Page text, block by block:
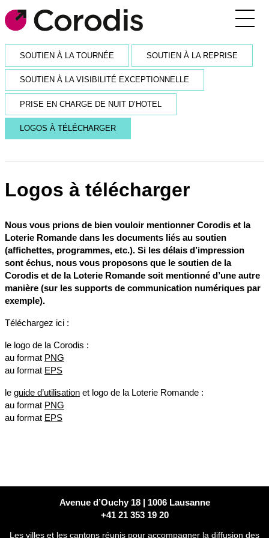
Agenda
Outils pratiques
Annuaire
Soutiens financiers
RECEVOIR LA NEWSLETTER
SOUTIEN À LA TOURNÉE SOUTIEN À LA REPRISE
SOUTIEN À LA VISIBILITÉ EXCEPTIONNELLE
PRISE EN CHARGE DE NUIT D’HOTEL
LOGOS À TÉLÉCHARGER
Logos à télécharger
Nous vous prions de bien vouloir mentionner Corodis et la
Loterie Romande dans les documents liés au soutien
(affichettes, programmes, etc.). Si les délais d’impression
sont échus, nous vous proposons que le soutien de la
Corodis et de la Loterie Romande soit mentionné d’une autre
manière (sur les supports de communication numériques par
exemple).
Téléchargez ici :
le logo de la Corodis :
au format PNG
au format EPS
le guide d’utilisation et logo de la Loterie Romande :
au format PNG
au format EPS
Avenue d’Ouchy 18 | 1006 Lausanne
+41 21 353 19 20
Les villes et les cantons réunis pour accompagner la diffusion des